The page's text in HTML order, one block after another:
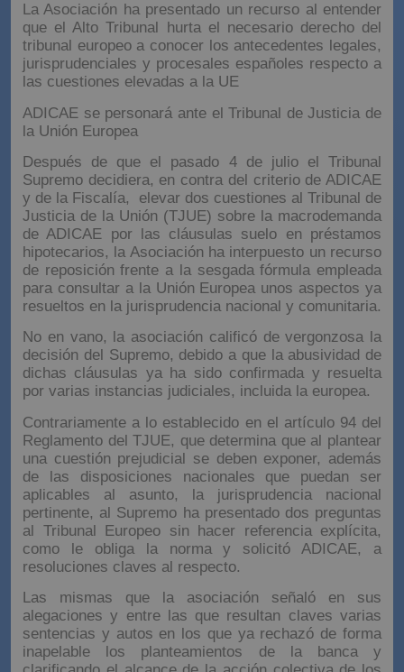
La Asociación ha presentado un recurso al entender
que el Alto Tribunal hurta el necesario derecho del
tribunal europeo a conocer los antecedentes legales,
jurisprudenciales y procesales españoles respecto a
las cuestiones elevadas a la UE
ADICAE se personará ante el Tribunal de Justicia de
la Unión Europea
Después de que el pasado 4 de julio el Tribunal
Supremo decidiera, en contra del criterio de ADICAE
y de la Fiscalía, elevar dos cuestiones al Tribunal de
Justicia de la Unión (TJUE) sobre la macrodemanda
de ADICAE por las cláusulas suelo en préstamos
hipotecarios, la Asociación ha interpuesto un recurso
de reposición frente a la sesgada fórmula empleada
para consultar a la Unión Europea unos aspectos ya
resueltos en la jurisprudencia nacional y comunitaria.
No en vano, la asociación calificó de vergonzosa la
decisión del Supremo, debido a que la abusividad de
dichas cláusulas ya ha sido confirmada y resuelta
por varias instancias judiciales, incluida la europea.
Contrariamente a lo establecido en el artículo 94 del
Reglamento del TJUE, que determina que al plantear
una cuestión prejudicial se deben exponer, además
de las disposiciones nacionales que puedan ser
aplicables al asunto, la jurisprudencia nacional
pertinente, al Supremo ha presentado dos preguntas
al Tribunal Europeo sin hacer referencia explícita,
como le obliga la norma y solicitó ADICAE, a
resoluciones claves al respecto.
Las mismas que la asociación señaló en sus
alegaciones y entre las que resultan claves varias
sentencias y autos en los que ya rechazó de forma
inapelable los planteamientos de la banca y